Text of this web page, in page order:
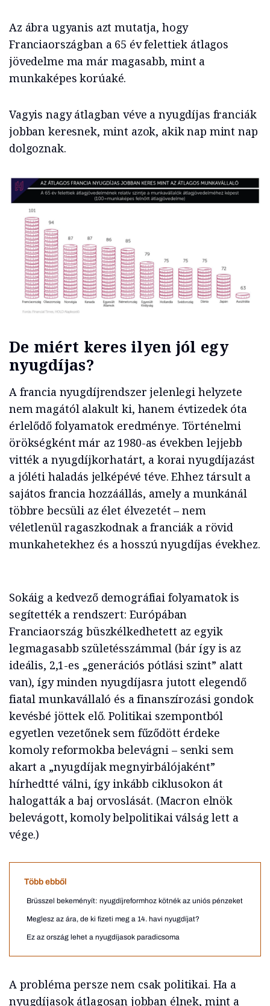
Az ábra ugyanis azt mutatja, hogy
Franciaországban a 65 év felettiek átlagos
jövedelme ma már magasabb, mint a
munkaképes korúaké.
Vagyis nagy átlagban véve a nyugdíjas franciák
jobban keresnek, mint azok, akik nap mint nap
dolgoznak.
De miért keres ilyen jól egy
nyugdíjas?
A francia nyugdíjrendszer jelenlegi helyzete
nem magától alakult ki, hanem évtizedek óta
érlelődő folyamatok eredménye. Történelmi
örökségként már az 1980-as években lejjebb
vitték a nyugdíjkorhatárt, a korai nyugdíjazást
a jóléti haladás jelképévé téve. Ehhez társult a
sajátos francia hozzáállás, amely a munkánál
többre becsüli az élet élvezetét – nem
véletlenül ragaszkodnak a franciák a rövid
munkahetekhez és a hosszú nyugdíjas évekhez.
Sokáig a kedvező demográfiai folyamatok is
segítették a rendszert: Európában
Franciaország büszkélkedhetett az egyik
legmagasabb születésszámmal (bár így is az
ideális, 2,1-es „generációs pótlási szint” alatt
van), így minden nyugdíjasra jutott elegendő
fiatal munkavállaló és a finanszírozási gondok
kevésbé jöttek elő. Politikai szempontból
egyetlen vezetőnek sem fűződött érdeke
komoly reformokba belevágni – senki sem
akart a „nyugdíjak megnyirbálójaként”
hírhedtté válni, így inkább ciklusokon át
halogatták a baj orvoslását. (Macron elnök
belevágott, komoly belpolitikai válság lett a
vége.)
Több ebből
Brüsszel bekeményít: nyugdíjreformhoz kötnék az uniós pénzeket
Meglesz az ára, de ki fizeti meg a 14. havi nyugdíjat?
Ez az ország lehet a nyugdíjasok paradicsoma
A probléma persze nem csak politikai. Ha a
nyugdíjasok átlagosan jobban élnek, mint a